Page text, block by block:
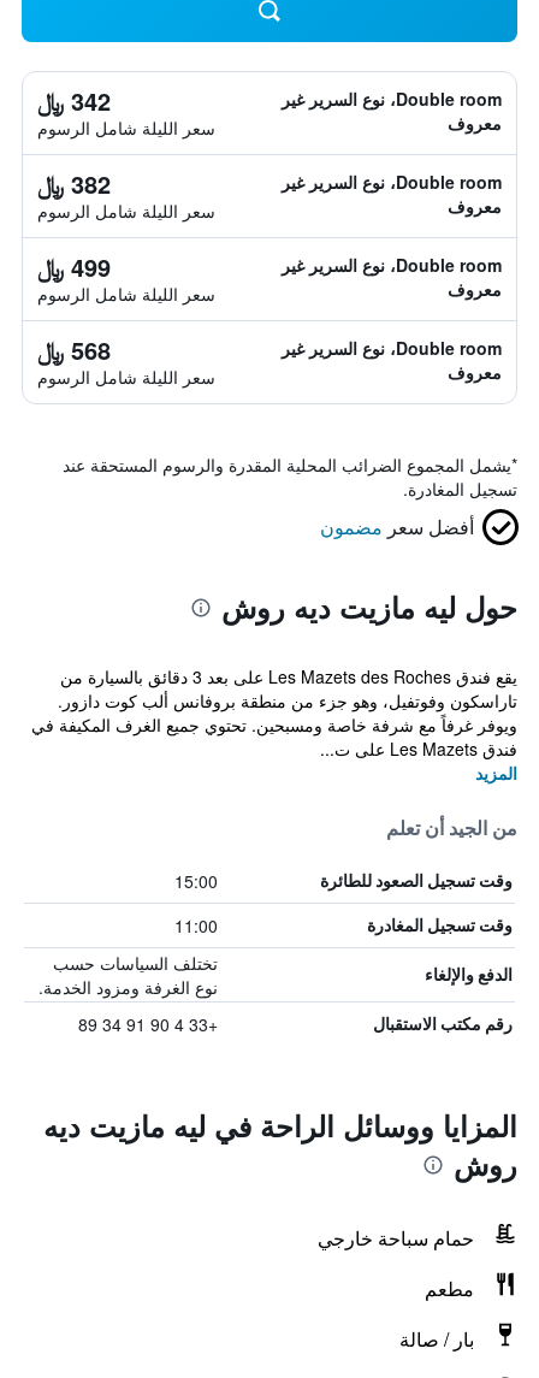
Double room، نوع السرير غير
معروف
342 ﷼
سعر الليلة شامل الرسوم
Double room، نوع السرير غير
معروف
382 ﷼
سعر الليلة شامل الرسوم
Double room، نوع السرير غير
معروف
499 ﷼
سعر الليلة شامل الرسوم
Double room، نوع السرير غير
معروف
568 ﷼
سعر الليلة شامل الرسوم
*يشمل المجموع الضرائب المحلية المقدرة والرسوم المستحقة عند
تسجيل المغادرة.
أفضل سعر مضمون
حول ليه مازيت ديه روش
يقع فندق Les Mazets des Roches على بعد 3 دقائق بالسيارة من
تاراسكون وفوتفيل، وهو جزء من منطقة بروفانس ألب كوت دازور.
ويوفر غرفاً مع شرفة خاصة ومسبحين. تحتوي جميع الغرف المكيفة في
فندق Les Mazets على ت...
المزيد
من الجيد أن تعلم
وقت تسجيل الصعود للطائرة 15:00
وقت تسجيل المغادرة 11:00
الدفع والإلغاء
تختلف السياسات حسب
نوع الغرفة ومزود الخدمة.
رقم مكتب الاستقبال +33 4 90 91 34 89
المزايا ووسائل الراحة في ليه مازيت ديه
روش
حمام سباحة خارجي
مطعم
بار / صالة